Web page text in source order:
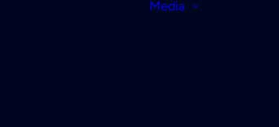
Media